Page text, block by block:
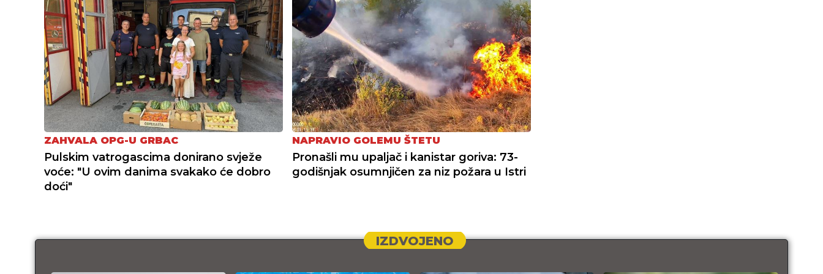
ZAHVALA OPG-U GRBAC
Pulskim vatrogascima donirano svježe
voće: "U ovim danima svakako će dobro
doći"
NAPRAVIO GOLEMU ŠTETU
Pronašli mu upaljač i kanistar goriva: 73-
godišnjak osumnjičen za niz požara u Istri
IZDVOJENO